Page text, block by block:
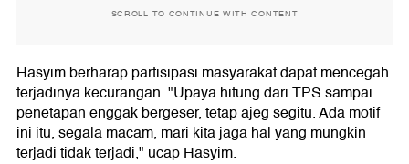
SCROLL TO CONTINUE WITH CONTENT
Hasyim berharap partisipasi masyarakat dapat mencegah
terjadinya kecurangan. "Upaya hitung dari TPS sampai
penetapan enggak bergeser, tetap ajeg segitu. Ada motif
ini itu, segala macam, mari kita jaga hal yang mungkin
terjadi tidak terjadi," ucap Hasyim.